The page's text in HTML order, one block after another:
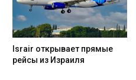
Israir открывает прямые
рейсы из Израиля